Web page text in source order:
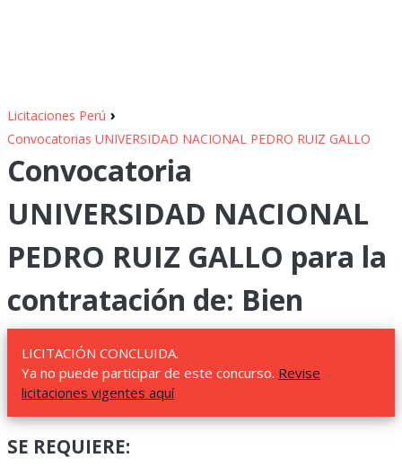
Licitaciones Perú ›
Convocatorias UNIVERSIDAD NACIONAL PEDRO RUIZ GALLO
Convocatoria
UNIVERSIDAD NACIONAL
PEDRO RUIZ GALLO para la
contratación de: Bien
LICITACIÓN CONCLUIDA.
Ya no puede participar de este concurso. Revise
licitaciones vigentes aquí
SE REQUIERE: